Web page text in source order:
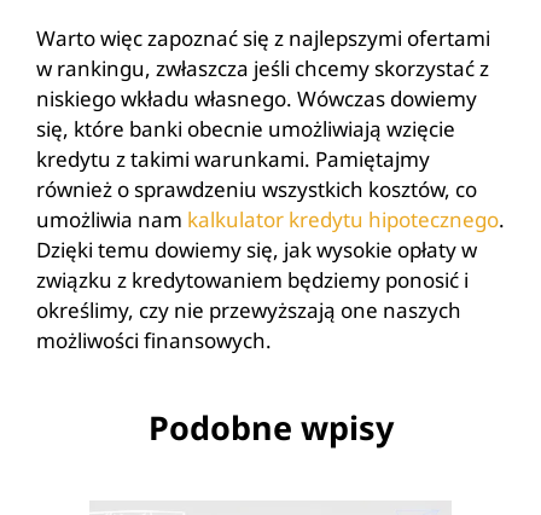
Warto więc zapoznać się z najlepszymi ofertami
w rankingu, zwłaszcza jeśli chcemy skorzystać z
niskiego wkładu własnego. Wówczas dowiemy
się, które banki obecnie umożliwiają wzięcie
kredytu z takimi warunkami. Pamiętajmy
również o sprawdzeniu wszystkich kosztów, co
umożliwia nam kalkulator kredytu hipotecznego.
Dzięki temu dowiemy się, jak wysokie opłaty w
związku z kredytowaniem będziemy ponosić i
określimy, czy nie przewyższają one naszych
możliwości finansowych.
Podobne wpisy